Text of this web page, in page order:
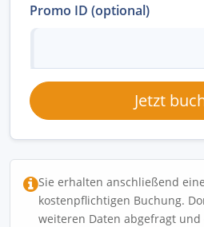
Promo ID (optional)
Jetzt
Sie erhalten anschließend
kostenpflichtigen Buchung.
weiteren Daten abgefragt